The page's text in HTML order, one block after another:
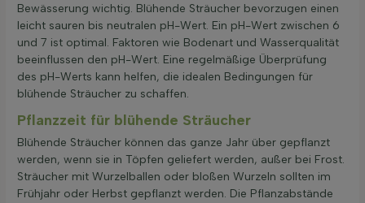
Bewässerung wichtig. Blühende Sträucher bevorzugen einen
leicht sauren bis neutralen pH-Wert. Ein pH-Wert zwischen 6
und 7 ist optimal. Faktoren wie Bodenart und Wasserqualität
beeinflussen den pH-Wert. Eine regelmäßige Überprüfung
des pH-Werts kann helfen, die idealen Bedingungen für
blühende Sträucher zu schaffen.
Pflanzzeit für blühende Sträucher
Blühende Sträucher können das ganze Jahr über gepflanzt
werden, wenn sie in Töpfen geliefert werden, außer bei Frost.
Sträucher mit Wurzelballen oder bloßen Wurzeln sollten im
Frühjahr oder Herbst gepflanzt werden. Die Pflanzabstände